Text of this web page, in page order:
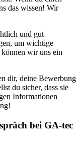
das wissen! Wir
und gut
um wichtige
wir uns ein
dir, deine Bewerbung
du sicher, dass sie
Informationen
bei GA-tec